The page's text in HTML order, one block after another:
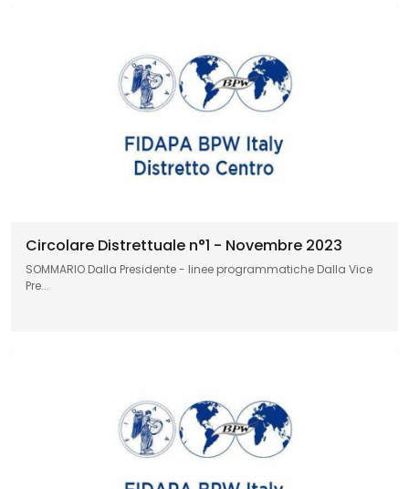
Circolare Distrettuale n°1 - Novembre 2023
SOMMARIO Dalla Presidente - linee programmatiche Dalla Vice
Pre...